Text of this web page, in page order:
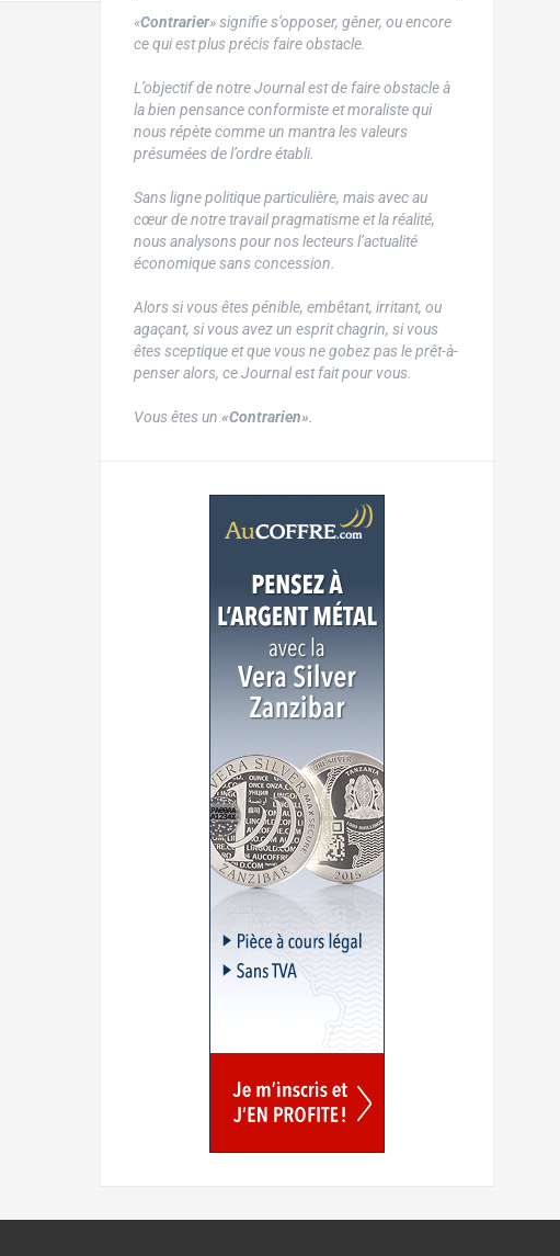
«Contrarier» signifie s’opposer, gêner, ou encore
ce qui est plus précis faire obstacle.
L’objectif de notre Journal est de faire obstacle à
la bien pensance conformiste et moraliste qui
nous répète comme un mantra les valeurs
présumées de l’ordre établi.
Sans ligne politique particulière, mais avec au
cœur de notre travail pragmatisme et la réalité,
nous analysons pour nos lecteurs l’actualité
économique sans concession.
Alors si vous êtes pénible, embêtant, irritant, ou
agaçant, si vous avez un esprit chagrin, si vous
êtes sceptique et que vous ne gobez pas le prêt-à-
penser alors, ce Journal est fait pour vous.
Vous êtes un «Contrarien».